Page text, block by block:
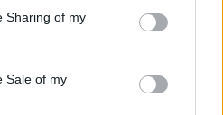
Sharing of my
Sale of my
conquista